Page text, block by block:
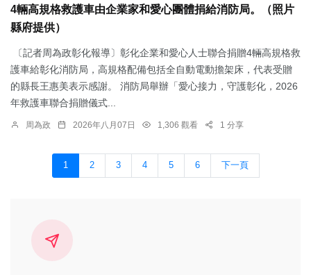
4輛高規格救護車由企業家和愛心團體捐給消防局。（照片
縣府提供）
〔記者周為政彰化報導〕彰化企業和愛心人士聯合捐贈4輛高規格救
護車給彰化消防局，高規格配備包括全自動電動擔架床，代表受贈
的縣長王惠美表示感謝。 消防局舉辦「愛心接力，守護彰化，2026
年救護車聯合捐贈儀式...
周為政 2026年八月07日 1,306 觀看 1 分享
1 2 3 4 5 6 下一頁